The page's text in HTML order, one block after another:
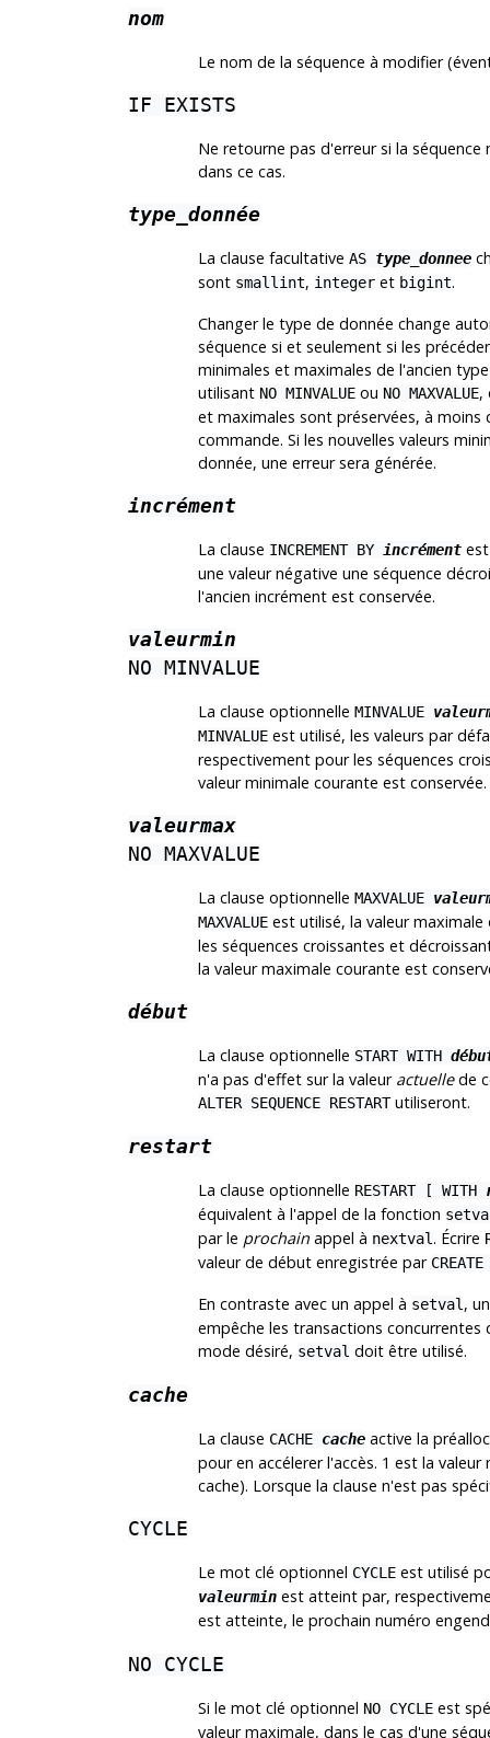
nom
Le nom de la séquence à modifier
IF EXISTS
Ne retourne pas d'erreur si la
dans ce cas.
type_donnée
La clause facultative AS type_donnee
sont smallint, integeret bigint.
Changer le type de donnée change
séquence si et seulement si les
minimales et maximales de l'ancien
utilisant NO MINVALUEou NO MAXVALUE,
et maximales sont préservées, à moins
commande. Si les nouvelles valeurs
donnée, une erreur sera générée.
incrément
La clause INCREMENT BY incrémentest
une valeur négative une séquence
l'ancien incrément est conservée.
valeurmin
NO MINVALUE
La clause optionnelle MINVALUE
MINVALUEest utilisé, les valeurs par
respectivement pour les séquences
valeur minimale courante est conservée.
valeurmax
NO MAXVALUE
La clause optionnelle MAXVALUE
MAXVALUEest utilisé, la valeur
les séquences croissantes et
la valeur maximale courante est
début
La clause optionnelle START WITH
n'a pas d'effet sur la valeur actuellede
ALTER SEQUENCE RESTARTutiliseront.
restart
La clause optionnelle RESTART [ WITH
équivalent à l'appel de la fonction
par le prochainappel à nextval. Écrire
valeur de début enregistrée par CREATE
En contraste avec un appel à setval ,
empêche les transactions
mode désiré, setval doit être utilisé.
cache
La clause CACHE cacheactive la
pour en accélerer l'accès. 1 est la
cache). Lorsque la clause n'est pas
CYCLE
Le mot clé optionnel CYCLEest utilisé
valeurminest atteint par,
est atteinte, le prochain numéro
NO CYCLE
Si le mot clé optionnel NO CYCLEest
valeur maximale, dans le cas d'une